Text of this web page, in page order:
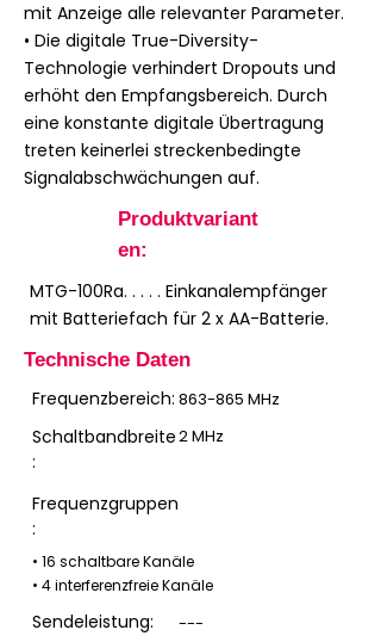
mit Anzeige alle relevanter Parameter.
• Die digitale True-Diversity-
Technologie verhindert Dropouts und
erhöht den Empfangsbereich. Durch
eine konstante digitale Übertragung
treten keinerlei streckenbedingte
Signalabschwächungen auf.
Produktvariant
en:
MTG-100Ra. . . . . Einkanalempfänger
mit Batteriefach für 2 x AA-Batterie.
Technische Daten
Frequenzbereich: 863-865 MHz
Schaltbandbreite
:
2 MHz
Frequenzgruppen
:
• 16 schaltbare Kanäle
• 4 interferenzfreie Kanäle
Sendeleistung: ---